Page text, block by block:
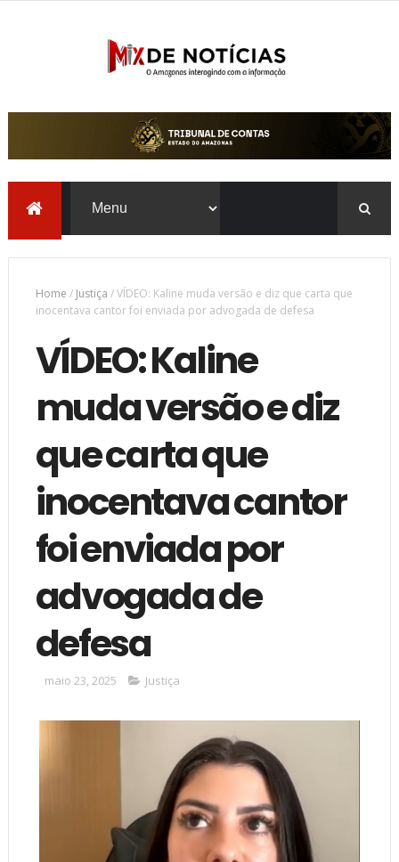
Home / Justiça /VÍDEO: Kaline muda versão e diz que carta que
inocentava cantor foi enviada por advogada de defesa
VÍDEO: Kaline
muda versão e diz
que carta que
inocentava cantor
foi enviada por
advogada de
defesa
maio 23, 2025 Justiça